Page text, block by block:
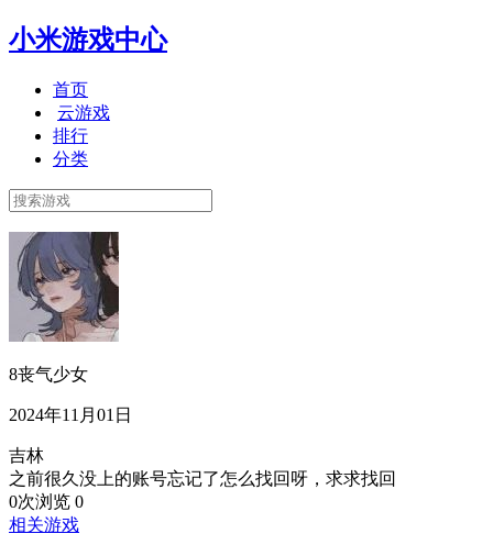
小米游戏中心
首页
云游戏
排行
分类
8丧气少女
2024年11月01日
吉林
之前很久没上的账号忘记了怎么找回呀，求求找回
0次浏览 0
相关游戏